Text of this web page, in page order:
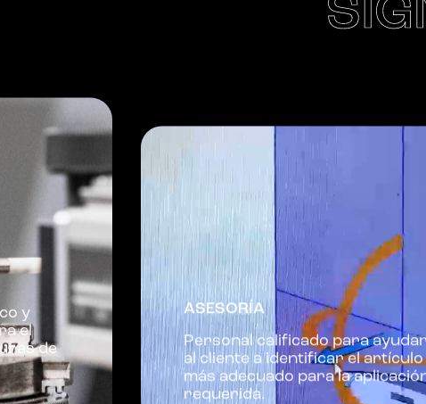
y
el
de
ASESORÍA
Personal calificado para ayudar
al cliente a identificar el artículo
más adecuado para la
requerida.